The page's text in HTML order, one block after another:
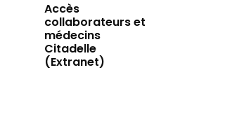
Accès
collaborateurs et
médecins
Citadelle
(Extranet)